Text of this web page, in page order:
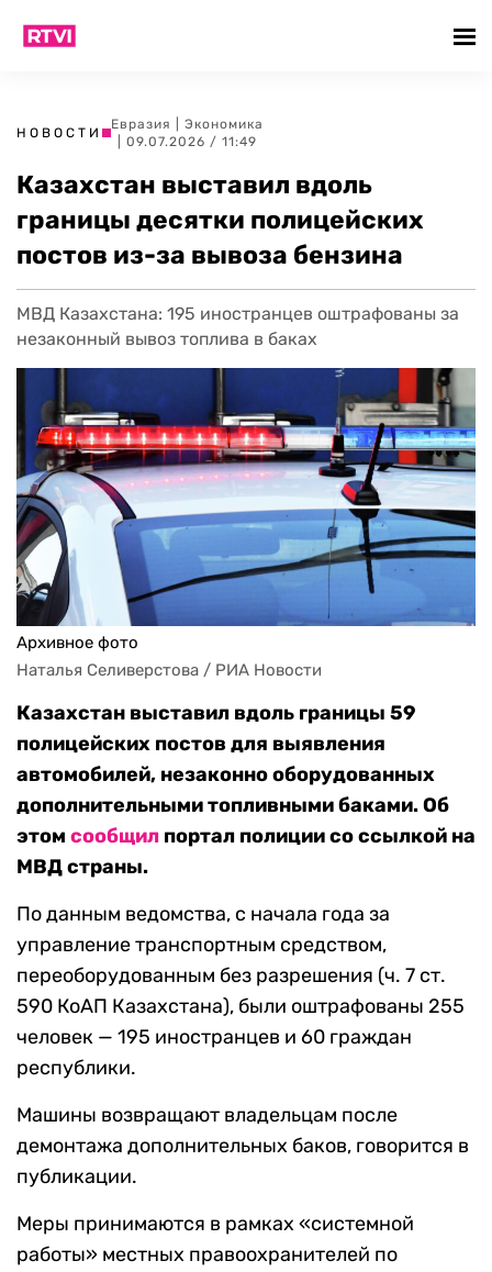
НОВОСТИ
Евразия
Экономика
| 09.07.2026 / 11:49
Казахстан выставил вдоль
границы десятки полицейских
постов из-за вывоза бензина
МВД Казахстана: 195 иностранцев оштрафованы за
незаконный вывоз топлива в баках
Архивное фото
Наталья Селиверстова / РИА Новости
Казахстан выставил вдоль границы 59
полицейских постов для выявления
автомобилей, незаконно оборудованных
дополнительными топливными баками. Об
этом сообщил портал полиции со ссылкой на
МВД страны.
По данным ведомства, с начала года за
управление транспортным средством,
переоборудованным без разрешения (ч. 7 ст.
590 КоАП Казахстана), были оштрафованы 255
человек — 195 иностранцев и 60 граждан
республики.
Машины возвращают владельцам после
демонтажа дополнительных баков, говорится в
публикации.
Меры принимаются в рамках «системной
работы» местных правоохранителей по